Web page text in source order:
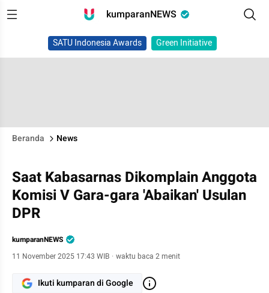
kumparanNEWS
SATU Indonesia Awards Green Initiative
Beranda News
Saat Kabasarnas Dikomplain Anggota
Komisi V Gara-gara 'Abaikan' Usulan
DPR
kumparanNEWS
11 November 2025 17:43 WIB · waktu baca 2 menit
Ikuti kumparan di Google